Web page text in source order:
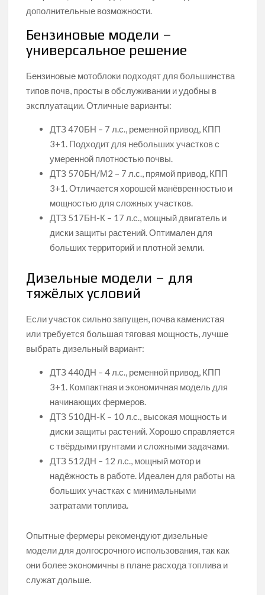
дополнительные возможности.
Бензиновые модели –
универсальное решение
Бензиновые мотоблоки подходят для большинства
типов почв, просты в обслуживании и удобны в
эксплуатации. Отличные варианты:
ДТЗ 470БН – 7 л.с., ременной привод, КПП
3+1. Подходит для небольших участков с
умеренной плотностью почвы.
ДТЗ 570БН/М2 – 7 л.с., прямой привод, КПП
3+1. Отличается хорошей манёвренностью и
мощностью для сложных участков.
ДТЗ 517БН-К – 17 л.с., мощный двигатель и
диски защиты растений. Оптимален для
больших территорий и плотной земли.
Дизельные модели – для
тяжёлых условий
Если участок сильно запущен, почва каменистая
или требуется большая тяговая мощность, лучше
выбрать дизельный вариант:
ДТЗ 440ДН – 4 л.с., ременной привод, КПП
3+1. Компактная и экономичная модель для
начинающих фермеров.
ДТЗ 510ДН-К – 10 л.с., высокая мощность и
диски защиты растений. Хорошо справляется
с твёрдыми грунтами и сложными задачами.
ДТЗ 512ДН – 12 л.с., мощный мотор и
надёжность в работе. Идеален для работы на
больших участках с минимальными
затратами топлива.
Опытные фермеры рекомендуют дизельные
модели для долгосрочного использования, так как
они более экономичны в плане расхода топлива и
служат дольше.